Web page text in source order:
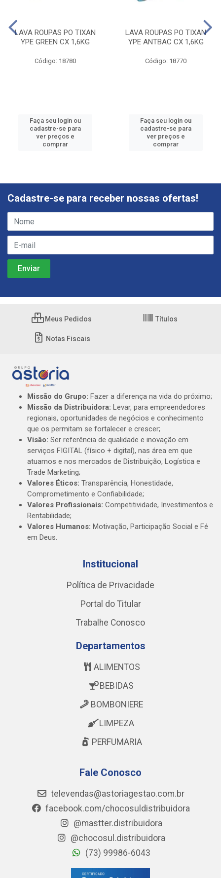
LAVA ROUPAS PO TIXAN
YPE GREEN CX 1,6KG
Código: 18780
Faça seu login ou
cadastre-se para
ver preços e
comprar
LAVA ROUPAS PO TIXAN
YPE ANTBAC CX 1,6KG
Código: 18770
Faça seu login ou
cadastre-se para
ver preços e
comprar
Cadastre-se para receber nossas ofertas!
Meus Pedidos Títulos
Notas Fiscais
Missão do Grupo: Fazer a diferença na vida do próximo;
Missão da Distribuidora: Levar, para empreendedores
regionais, oportunidades de negócios e conhecimento
que os permitam se fortalecer e crescer;
Visão: Ser referência de qualidade e inovação em
serviços FIGITAL (físico + digital), nas área em que
atuamos e nos mercados de Distribuição, Logística e
Trade Marketing;
Valores Éticos: Transparência, Honestidade,
Comprometimento e Confiabilidade;
Valores Profissionais: Competitividade, Investimentos e
Rentabilidade;
Valores Humanos: Motivação, Participação Social e Fé
em Deus.
Institucional
Política de Privacidade
Portal do Titular
Trabalhe Conosco
Departamentos
ALIMENTOS
BEBIDAS
BOMBONIERE
LIMPEZA
PERFUMARIA
Fale Conosco
televendas@astoriagestao.com.br
facebook.com/chocosuldistribuidora
@mastter.distribuidora
@chocosul.distribuidora
(73) 99986-6043